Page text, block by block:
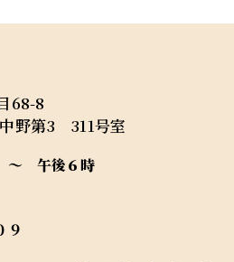
68-8
中野第3 311号室
～ 午後６時
９